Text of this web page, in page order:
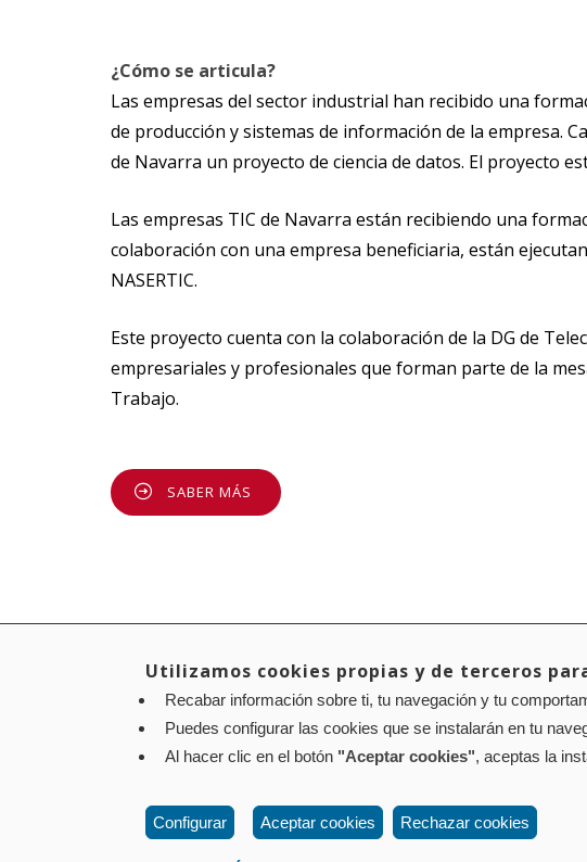
¿Cómo se articula?
Las empresas del sector industrial han recibido una
de producción y sistemas de información de la empresa.
de Navarra un proyecto de ciencia de datos. El proyecto
Las empresas TIC de Navarra están recibiendo una
colaboración con una empresa beneficiaria, están
NASERTIC.
Este proyecto cuenta con la colaboración de la DG de
empresariales y profesionales que forman parte de la
Trabajo.
SABER MÁS
Aviso legal Política de privacidad Política de cookies Mapa web
: Paseo de Sarasate nº 38, 2º Dcha - 31001
Utilizamos cookies propias y de terceros
Recabar información sobre ti, tu navegación y tu
Puedes configurar las cookies que se instalarán en tu
Al hacer clic en el botón "Aceptar cookies", aceptas la
Configurar Aceptar cookies Rechazar cookies